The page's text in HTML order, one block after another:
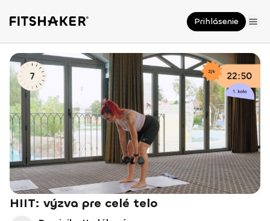
Prihlásenie
HIIT: výzva pre celé telo